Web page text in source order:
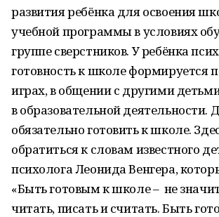
развития ребёнка для освоения
учебной программы в условиях
группе сверстников. У ребёнка
готовность к школе формируется
играх, в общении с другими
в образовательной деятельности.
обязательно готовить к школе.
обратиться к словам известного
психолога Леонида Венгера,
«Быть готовым к школе – не
читать, писать и считать. Быть